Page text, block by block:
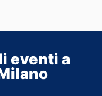
eventi a